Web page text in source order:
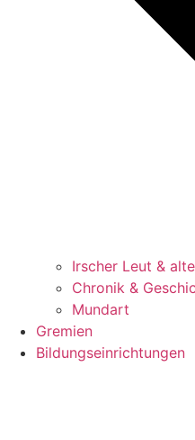
Irscher Leut &
Chronik &
Mundart
Gremien
Bildungseinrichtungen